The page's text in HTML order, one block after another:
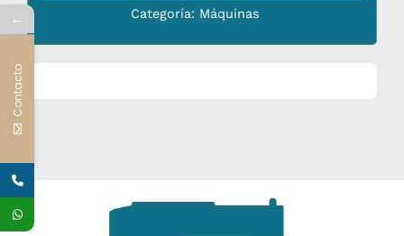
Categoría: Máquinas
←
Contacto